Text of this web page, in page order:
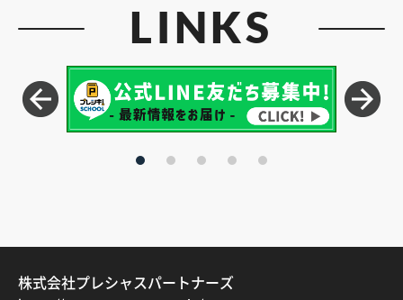
LINKS
株式会社プレシャスパートナーズ